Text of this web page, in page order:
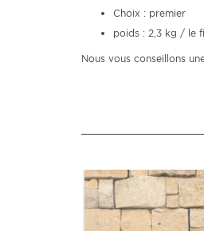
Choix : premier
poids : 2,3 kg / le
Nous vous conseillons